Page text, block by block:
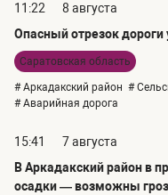
11:22
8 августа
Опасный отрезок дороги
Саратовская область
# Аркадакский район #
# Аварийная дорога
15:41
7 августа
В Аркадакский район в
осадки — возможны